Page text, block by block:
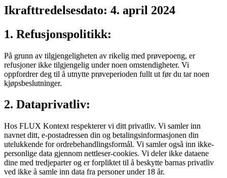
Ikrafttredelsesdato: 4. april 2024
1. Refusjonspolitikk:
På grunn av tilgjengeligheten av rikelig med prøvepoeng, er
refusjoner ikke tilgjengelig under noen omstendigheter. Vi
oppfordrer deg til å utnytte prøveperioden fullt ut før du tar noen
kjøpsbeslutninger.
2. Dataprivatliv:
Hos FLUX Kontext respekterer vi ditt privatliv. Vi samler inn
navnet ditt, e-postadressen din og betalingsinformasjonen din
utelukkende for ordrebehandlingsformål. Vi samler også inn ikke-
personlige data gjennom nettleser-cookies. Vi deler ikke dataene
dine med tredjeparter og er forpliktet til å beskytte barnas privatliv
ved ikke å samle inn data fra personer under 18 år.